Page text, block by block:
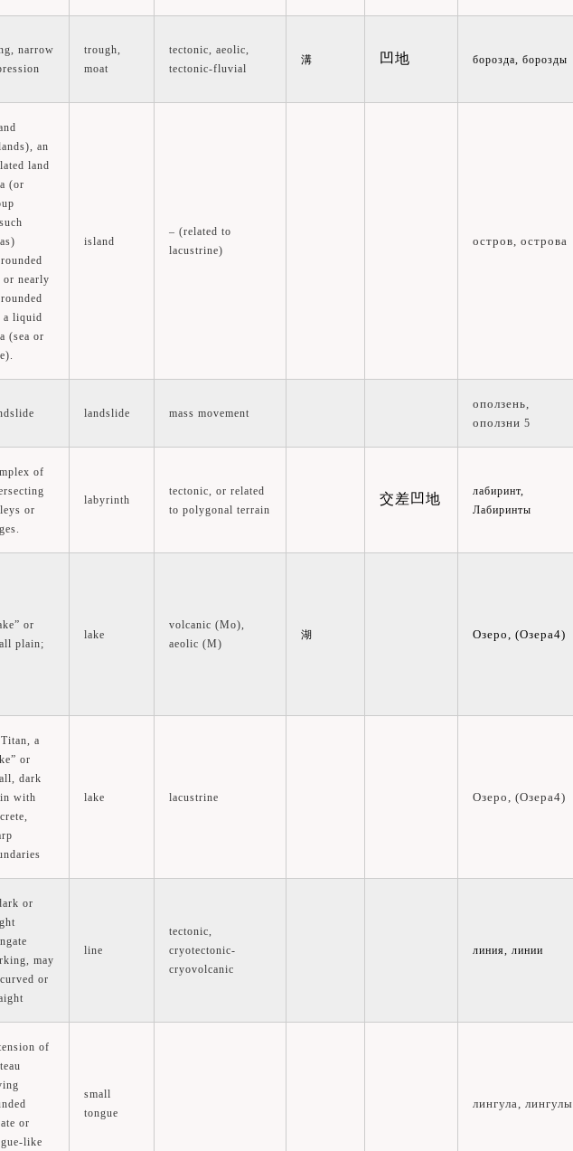
narrow
trough,
moat
tectonic, aeolic,
tectonic-fluvial
溝 凹地 борозда, борозды
an
land
(or
or nearly
a liquid
(sea or
island
– (related to
lacustrine)
остров, острова
landslide mass movement
оползень,
оползни 5
of
or
labyrinth
tectonic, or related
to polygonal terrain
交差凹地
лабиринт,
Лабиринты
or
plain;
lake
volcanic (Mo),
aeolic (M)
湖 Озеро, (Озера4)
a
or
dark
with
lake lacustrine Озеро, (Озера4)
or
may
or
line
tectonic,
cryotectonic-
cryovolcanic
линия, линии
of
or
like
small
tongue
лингула, лингулы